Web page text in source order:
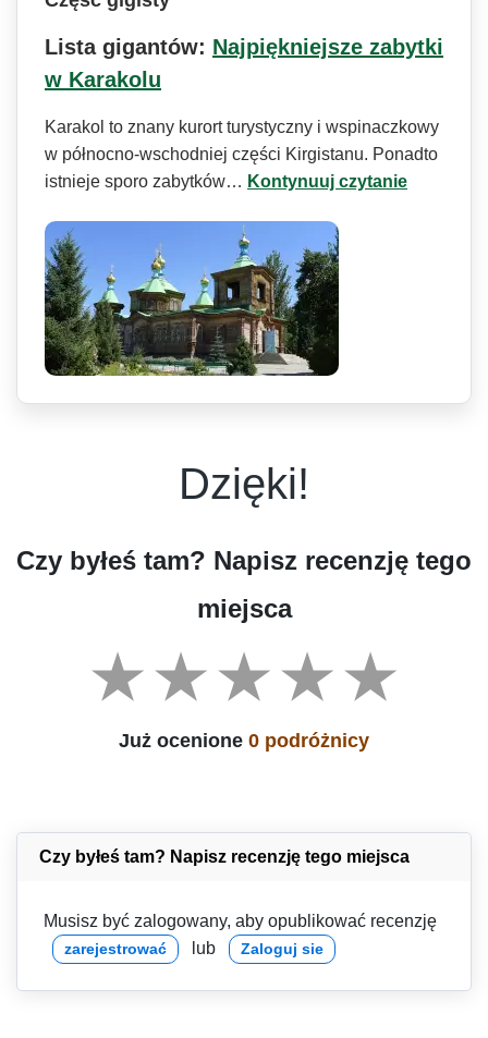
Lista gigantów: Najpiękniejsze zabytki
w Karakolu
Karakol to znany kurort turystyczny i wspinaczkowy
w północno-wschodniej części Kirgistanu. Ponadto
istnieje sporo zabytków… Kontynuuj czytanie
Dzięki!
Czy byłeś tam? Napisz recenzję tego
miejsca
Już ocenione 0 podróżnicy
Czy byłeś tam? Napisz recenzję tego miejsca
Musisz być zalogowany, aby opublikować recenzję
zarejestrować lub Zaloguj sie